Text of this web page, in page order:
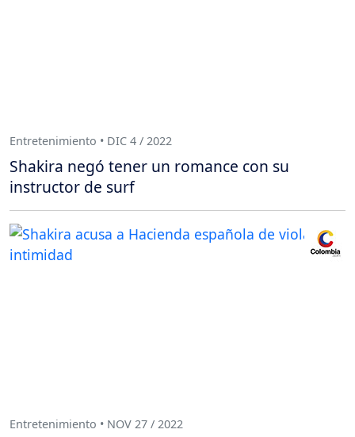
Entretenimiento • DIC 4 / 2022
Shakira negó tener un romance con su
instructor de surf
Entretenimiento • NOV 27 / 2022